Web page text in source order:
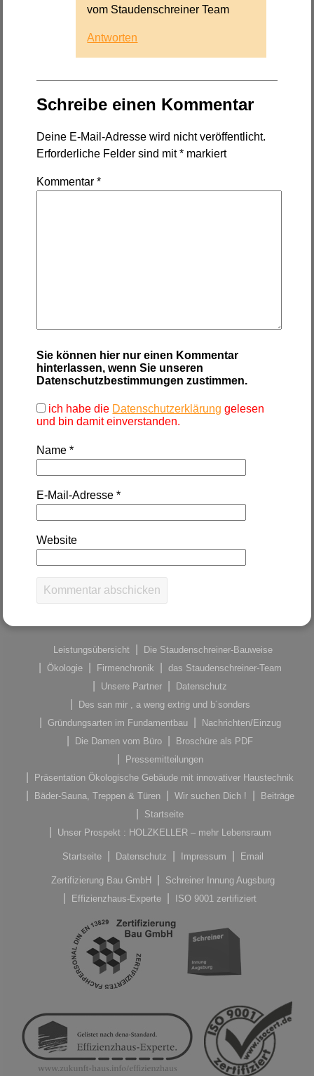
vom Staudenschreiner Team
Antworten
Schreibe einen Kommentar
Deine E-Mail-Adresse wird nicht veröffentlicht.
Erforderliche Felder sind mit* markiert
Kommentar*
Sie können hier nur einen Kommentar
hinterlassen, wenn Sie unseren
Datenschutzbestimmungen zustimmen.
ich habe die Datenschutzerklärung gelesen
und bin damit einverstanden.
Name*
E-Mail-Adresse*
Website
Leistungsübersicht
Die Staudenschreiner-Bauweise
Ökologie
Firmenchronik
das Staudenschreiner-Team
Unsere Partner
Datenschutz
Des san mir , a weng extrig und b´sonders
Gründungsarten im Fundamentbau
Nachrichten/Einzug
Die Damen vom Büro
Broschüre als PDF
Pressemitteilungen
Präsentation Ökologische Gebäude mit innovativer Haustechnik
Bäder-Sauna, Treppen & Türen
Wir suchen Dich !
Beiträge
Startseite
Unser Prospekt : HOLZKELLER – mehr Lebensraum
Startseite Datenschutz Impressum Email
Zertifizierung Bau GmbH
Schreiner Innung Augsburg
Effizienzhaus-Experte
ISO 9001 zertifiziert